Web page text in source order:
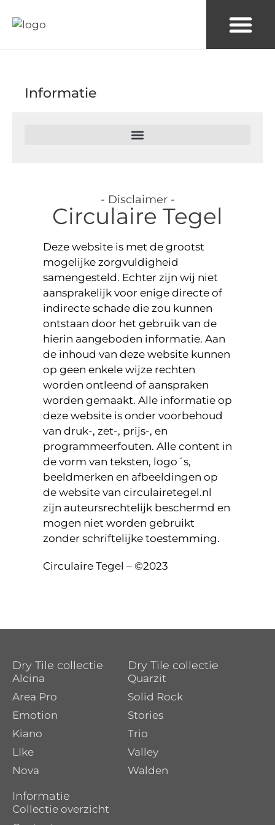
Informatie
- Disclaimer -
Circulaire Tegel
Deze website is met de grootst
mogelijke zorgvuldigheid
samengesteld. Echter zijn wij niet
aansprakelijk voor enige directe of
indirecte schade die zou kunnen
ontstaan door het gebruik van de
hierin aangeboden informatie. Aan
de inhoud van deze website kunnen
op geen enkele wijze rechten
worden ontleend of aanspraken
worden gemaakt. Alle informatie op
deze website is onder voorbehoud
van druk-, zet-, prijs-, en
programmeerfouten. Alle content in
de vorm van teksten, logo´s,
beeldmerken en afbeeldingen op
de website van circulairetegel.nl
zijn auteursrechtelijk beschermd en
mogen niet worden gebruikt
zonder schriftelijke toestemming.
Circulaire Tegel – ©2023
Dry Tile collectie
Alcina
Area Pro
Emotion
Kiano
LIke
Nova
Dry Tile collectie
Quarzit
Solid Rock
Stories
Trio
Valley
Walden
Informatie
Collectie overzicht